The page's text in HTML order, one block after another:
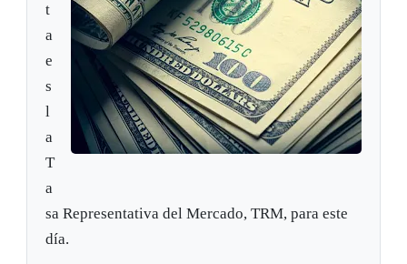
t
a
e
s
l
a
T
a
sa Representativa del Mercado, TRM, para este
día.